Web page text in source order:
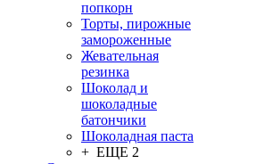
попкорн
Торты, пирожные
замороженные
Жевательная
резинка
Шоколад и
шоколадные
батончики
Шоколадная паста
+ ЕЩЕ 2